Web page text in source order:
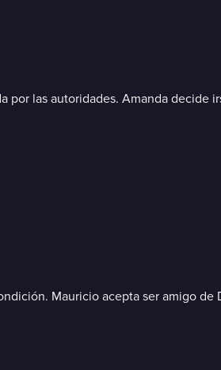
las autoridades. Amanda
Mauricio acepta ser amigo de